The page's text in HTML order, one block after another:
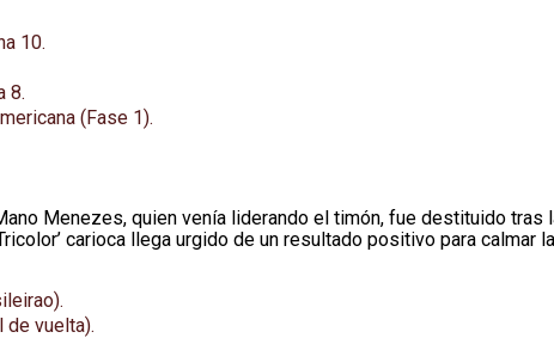
10.
8.
(Fase 1).
Menezes, quien venía liderando el timón, fue destituido tras
carioca llega urgido de un resultado positivo para calmar
de vuelta).